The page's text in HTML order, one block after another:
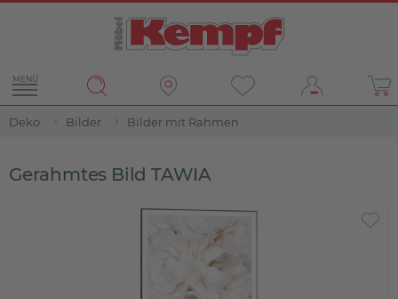
MENÜ
Deko Bilder Bilder mit Rahmen
Gerahmtes Bild TAWIA